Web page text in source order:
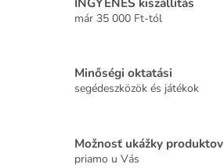
már 35 000 Ft-tól
Minőségi oktatási
segédeszközök és játékok
Možnosť ukážky produktov
priamo u Vás